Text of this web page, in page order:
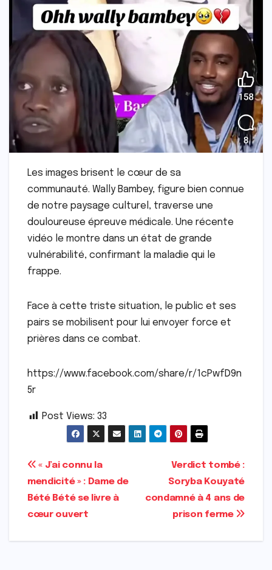
Les images brisent le cœur de sa
communauté. Wally Bambey, figure bien connue
de notre paysage culturel, traverse une
douloureuse épreuve médicale. Une récente
vidéo le montre dans un état de grande
vulnérabilité, confirmant la maladie qui le
frappe.
Face à cette triste situation, le public et ses
pairs se mobilisent pour lui envoyer force et
prières dans ce combat.
https://www.facebook.com/share/r/1cPwfD9n
5r
Post Views: 33
Navigation
de
l’article
Verdict tombé :
Soryba Kouyaté
condamné à 4 ans de
prison ferme
« J’ai connu la
mendicité » : Dame de
Bété Bété se livre à
cœur ouvert